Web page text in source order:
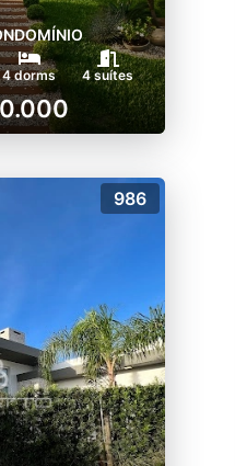
4 dorms 4 suítes
986